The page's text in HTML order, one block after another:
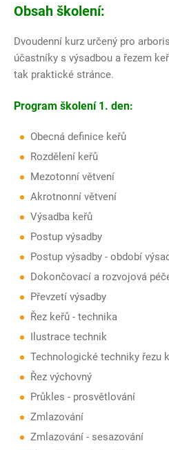
Obsah školení:
Dvoudenní kurz určený pro
účastníky s výsadbou a řezem
tak praktické stránce.
Program školení 1. den:
Obecná definice keřů
Rozdělení keřů
Mezotonní větvení
Akrotnonní větvení
Výsadba keřů
Postup výsadby
Postup výsadby - období
Dokončovací a rozvojová
Převzetí výsadby
Řez keřů - technika
Ilustrace technik
Technologické techniky řezu
Řez výchovný
Průkles - prosvětlování
Zmlazování
Zmlazování - sesazování